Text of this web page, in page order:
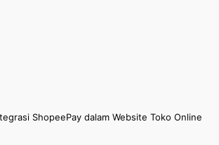
ShopeePay dalam Website Toko Online